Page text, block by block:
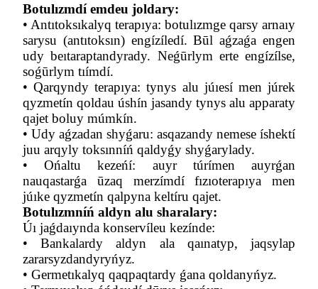
Botulızmdí emdeu joldary:
• Antıtoksıkalyq terapıya: botulızmge qarsy arnaıy
sarysu (antıtoksın) engízíledí. Būl aǵzaǵa engen
udy beıtaraptandyrady. Neǵūrlym erte engízílse,
soǵūrlym tıímdí.
• Qarqyndy terapıya: tynys alu júıesí men júrek
qyzmetín qoldau úshín jasandy tynys alu apparaty
qajet boluy múmkín.
• Udy aǵzadan shyǵaru: asqazandy nemese íshektí
juu arqyly toksınníń qaldyǵy shyǵarylady.
•
Ońaltu kezeńí: auyr túrímen auyrǵan
nauqastarǵa ūzaq merzímdí fızıoterapıya men
júıke qyzmetín qalpyna keltíru qajet.
Botulızmníń aldyn alu sharalary:
Úı jaǵdaıynda konservíleu kezínde:
•
Bankalardy aldyn ala qaınatyp, jaqsylap
zararsyzdandyryńyz.
• Germetıkalyq qaqpaqtardy ǵana qoldanyńyz.